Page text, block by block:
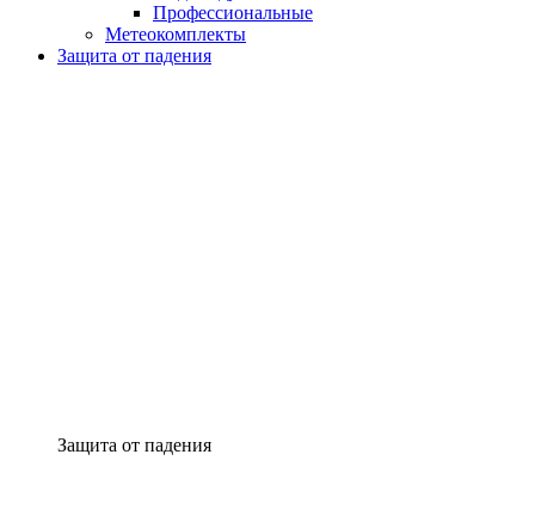
Профессиональные
Метеокомплекты
Защита от падения
Защита от падения